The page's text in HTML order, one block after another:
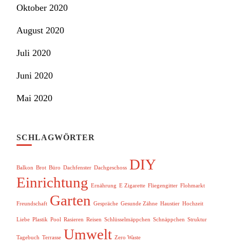
Oktober 2020
August 2020
Juli 2020
Juni 2020
Mai 2020
SCHLAGWÖRTER
Balkon Brot Büro Dachfenster Dachgeschoss DIY
Einrichtung Ernährung E Zigarette Fliegengitter Flohmarkt
Freundschaft Garten Gespräche Gesunde Zähne Haustier Hochzeit
Liebe Plastik Pool Rasieren Reisen Schlüsselmäppchen Schnäppchen Struktur
Tagebuch Terrasse Umwelt Zero Waste